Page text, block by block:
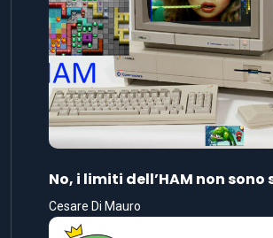
No, i limiti dell’HAM non
Cesare Di Mauro